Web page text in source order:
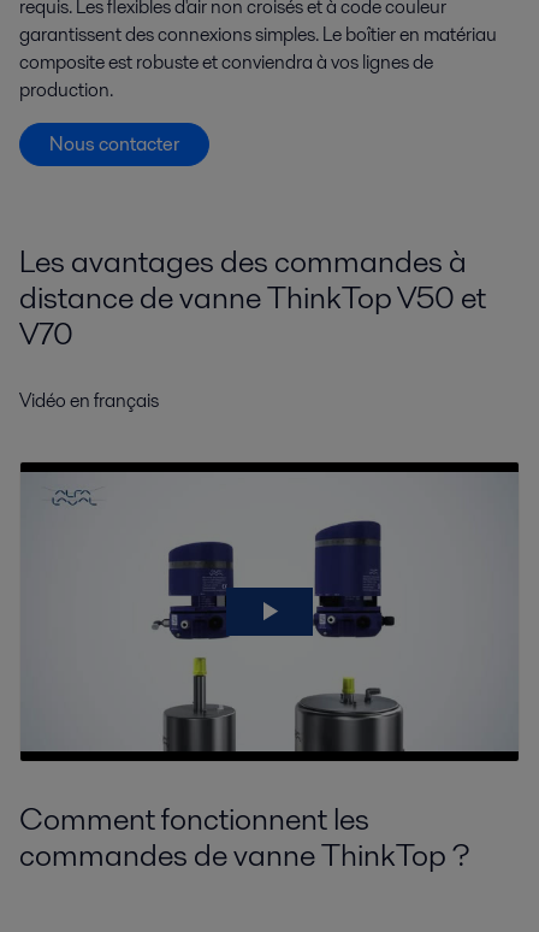
requis. Les flexibles d'air non croisés et à code couleur
garantissent des connexions simples. Le boîtier en matériau
composite est robuste et conviendra à vos lignes de
production.
Nous contacter​
Les avantages des commandes à
distance de vanne ThinkTop V50 et
V70
Vidéo en français
Comment fonctionnent les
commandes de vanne ThinkTop ?